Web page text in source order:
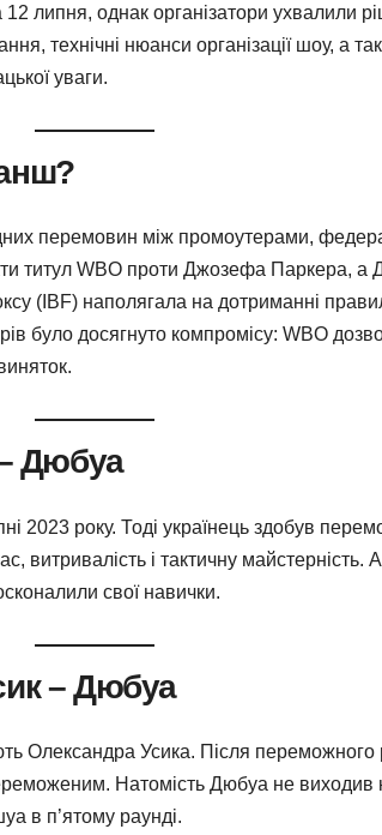
липня, однак організатори ухвалили
технічні нюанси організації шоу, а
уваги.
перемовин між промоутерами,
титул WBO проти Джозефа Паркера,
(IBF) наполягала на дотриманні
було досягнуто компромісу: WBO
– Дюбуа
2023 року. Тоді українець здобув
витривалість і тактичну майстерність.
свої навички.
– Дюбуа
Олександра Усика. Після
Натомість Дюбуа не виходив
в п’ятому раунді.